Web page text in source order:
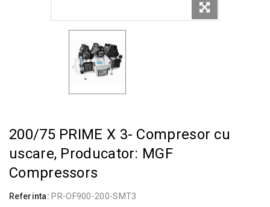
200/75 PRIME X 3- Compresor cu
uscare, Producator: MGF
Compressors
Referinta: PR-OF900-200-SMT3